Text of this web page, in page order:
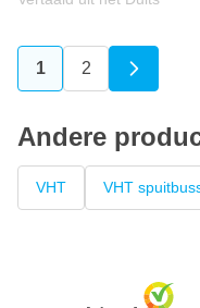
U lees momenteel
1 Pagina
2
Andere
VHT VHT